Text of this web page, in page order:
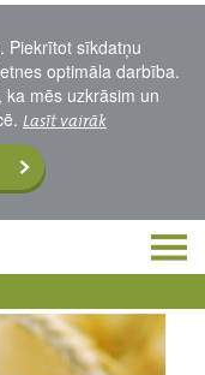
Piekrītot sīkdatņu
optimāla darbība.
mēs uzkrāsim un
Lasīt vairāk